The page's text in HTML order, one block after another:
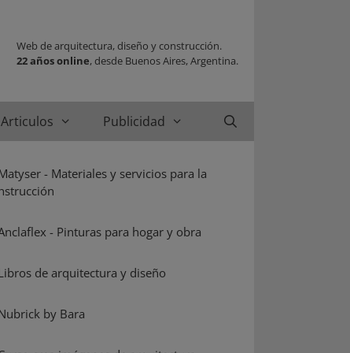
Web de arquitectura, diseño y construcción.
22 años online, desde Buenos Aires, Argentina.
Articulos Publicidad